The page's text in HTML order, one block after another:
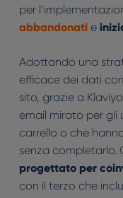
per
abbandonatie
Adottando una
efficace dei dati
sito, grazie a
email mirato per
carrello o che
senza completarlo.
progettato per
con il terzo che